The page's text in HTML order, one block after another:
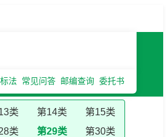
法 常见问答 邮编查询 委托书
类 第14类
第15类
类 第29类
第30类